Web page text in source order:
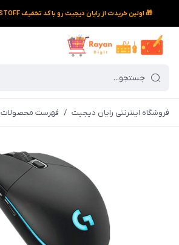
🎁 اولین خریدت از رایان دیجیت رو با کد تخفیف FIRSTOFF ارزون‌تر انجام بده.
فروشگاه اینترنتی رایان دیجیت / فهرست محصولات